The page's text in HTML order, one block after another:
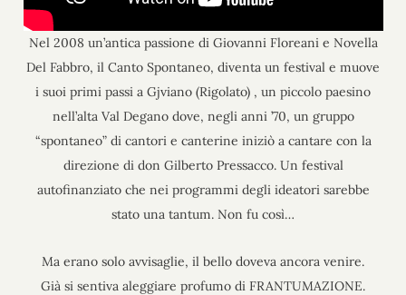
Nel 2008 un’antica passione di Giovanni Floreani e Novella
Del Fabbro, il Canto Spontaneo, diventa un festival e muove
i suoi primi passi a Gjviano (Rigolato) , un piccolo paesino
nell’alta Val Degano dove, negli anni ’70, un gruppo
“spontaneo” di cantori e canterine iniziò a cantare con la
direzione di don Gilberto Pressacco. Un festival
autofinanziato che nei programmi degli ideatori sarebbe
stato una tantum. Non fu così…
Ma erano solo avvisaglie, il bello doveva ancora venire.
Già si sentiva aleggiare profumo di FRANTUMAZIONE.